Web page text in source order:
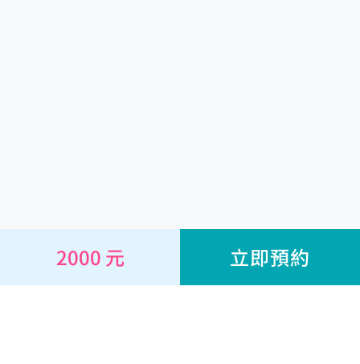
2000 元 立即預約
線上諮詢 心理師 耕心專欄 心理量表